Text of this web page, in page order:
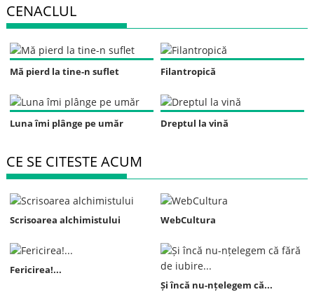
CENACLUL
Mă pierd la tine-n suflet Filantropică
Luna îmi plânge pe umăr Dreptul la vină
CE SE CITESTE ACUM
Scrisoarea alchimistului WebCultura
Fericirea!...
Și încă nu-nțelegem că...